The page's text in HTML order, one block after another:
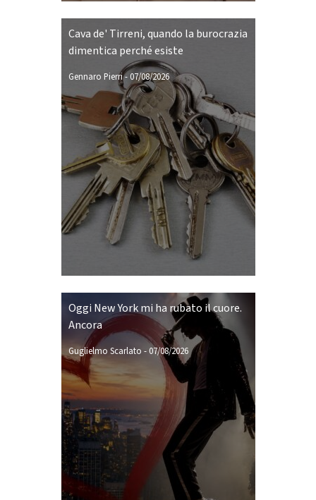
Cava de' Tirreni, quando la burocrazia
dimentica perché esiste
Gennaro Pierri- 07/08/2026
Oggi New York mi ha rubato il cuore.
Ancora
Guglielmo Scarlato -07/08/2026